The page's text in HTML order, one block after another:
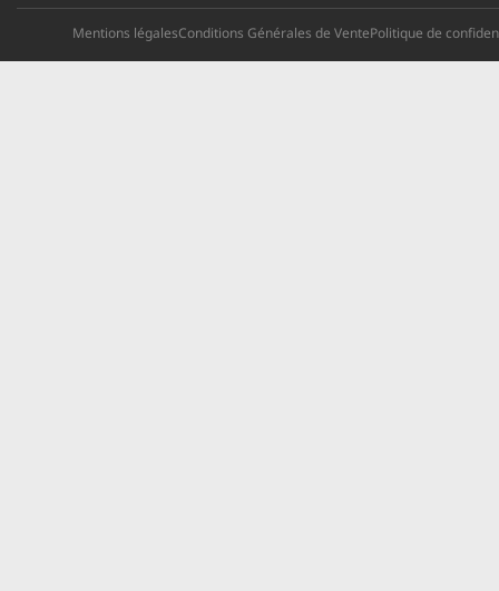
Mentions légalesConditions Générales de VentePolitique de